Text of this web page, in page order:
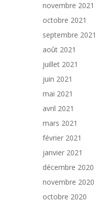
novembre 2021
octobre 2021
septembre 2021
août 2021
juillet 2021
juin 2021
mai 2021
avril 2021
mars 2021
février 2021
janvier 2021
décembre 2020
novembre 2020
octobre 2020